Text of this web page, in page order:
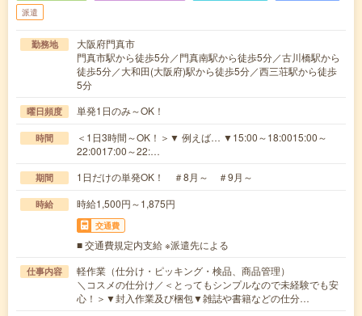
派遣
勤務地
大阪府門真市
門真市駅から徒歩5分／門真南駅から徒歩5分／古川橋駅から
徒歩5分／大和田(大阪府)駅から徒歩5分／西三荘駅から徒歩
5分
曜日頻度 単発1日のみ～OK！
時間
＜1日3時間～OK！＞▼ 例えば… ▼15:00～18:0015:00～
22:0017:00～22:…
期間 1日だけの単発OK！ ＃8月～ ＃9月～
時給 時給1,500円～1,875円
交通費
■ 交通費規定内支給 ※派遣先による
仕事内容
軽作業（仕分け・ピッキング・検品、商品管理）
＼コスメの仕分け／＜とってもシンプルなので未経験でも安
心！＞▼封入作業及び梱包▼雑誌や書籍などの仕分…